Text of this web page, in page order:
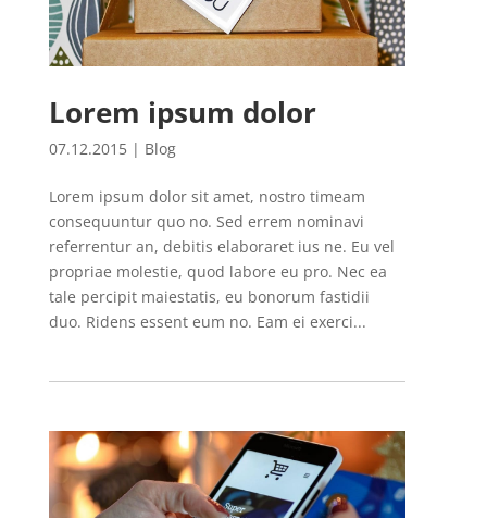
Lorem ipsum dolor
07.12.2015| Blog
Lorem ipsum dolor sit amet, nostro timeam
consequuntur quo no. Sed errem nominavi
referrentur an, debitis elaboraret ius ne. Eu vel
propriae molestie, quod labore eu pro. Nec ea
tale percipit maiestatis, eu bonorum fastidii
duo. Ridens essent eum no. Eam ei exerci...